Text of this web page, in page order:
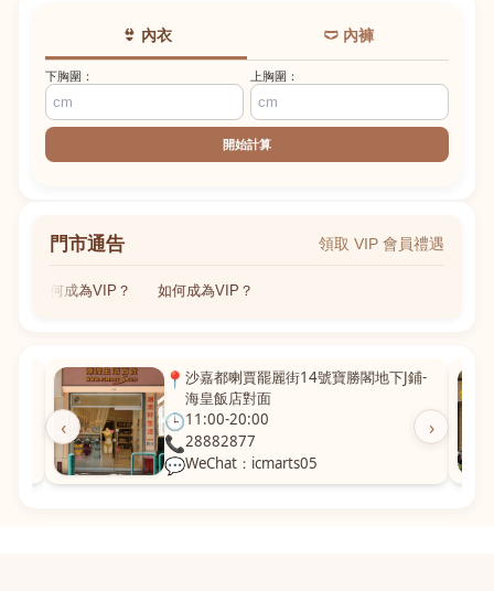
👙 內衣 🩲 內褲
下胸圍： 上胸圍：
開始計算
門市通告 領取 VIP 會員禮遇
如何成為VIP？ 如何成為VIP？
‹ ›
📍 沙嘉都喇賈罷麗街14號寶勝閣地下J鋪-
海皇飯店對面
🕒11:00-20:00
📞28882877
💬WeChat：icmarts05